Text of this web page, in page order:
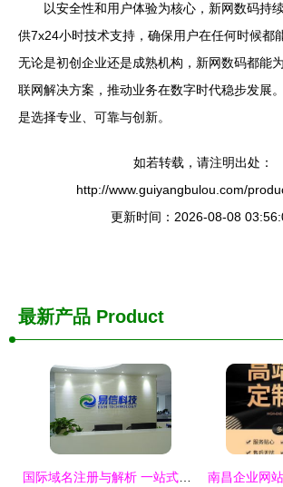
以安全性和用户体验为核心，新网数码持
供7x24小时技术支持，确保用户在任何时候都
无论是初创企业还是成熟机构，新网数码都能
联网解决方案，推动业务在数字时代稳步发展
是选择专业、可靠与创新。
如若转载，请注明出处：
http://www.guiyangbulou.com/
更新时间：2026-08-08
最新产品 Product
国际域名注册与解析 一站式互联网域名服务指南